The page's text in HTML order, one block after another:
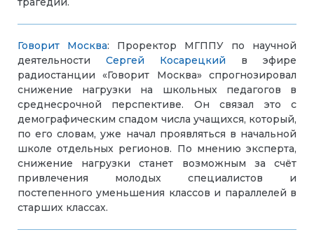
Говорит Москва: Проректор МГППУ по научной
деятельности Сергей Косарецкий в эфире
радиостанции «Говорит Москва» спрогнозировал
снижение нагрузки на школьных педагогов в
среднесрочной перспективе. Он связал это с
демографическим спадом числа учащихся, который,
по его словам, уже начал проявляться в начальной
школе отдельных регионов. По мнению эксперта,
снижение нагрузки станет возможным за счёт
привлечения молодых специалистов и
постепенного уменьшения классов и параллелей в
старших классах.